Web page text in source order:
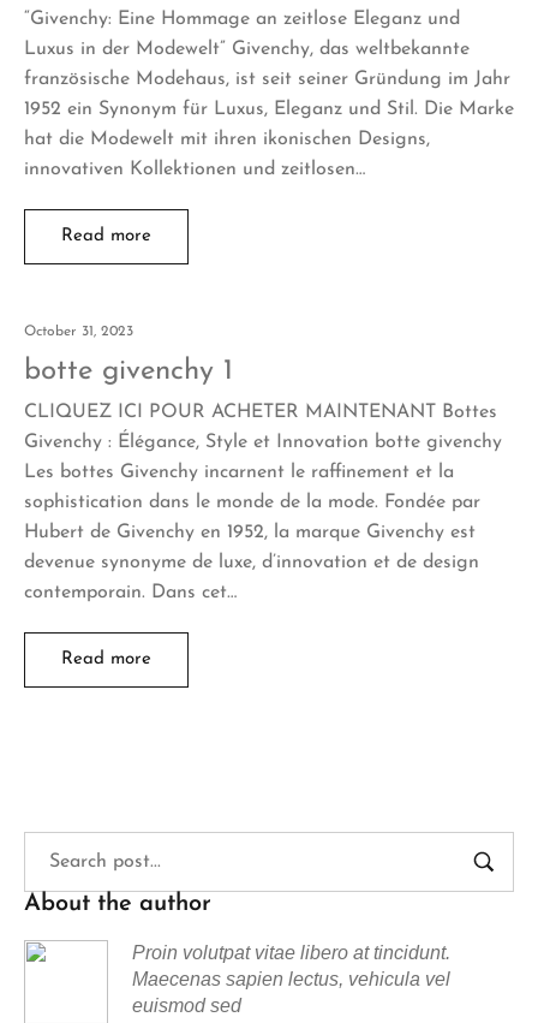
“Givenchy: Eine Hommage an zeitlose Eleganz und
Luxus in der Modewelt” Givenchy, das weltbekannte
französische Modehaus, ist seit seiner Gründung im Jahr
1952 ein Synonym für Luxus, Eleganz und Stil. Die Marke
hat die Modewelt mit ihren ikonischen Designs,
innovativen Kollektionen und zeitlosen…
Read more
October 31, 2023
botte givenchy 1
CLIQUEZ ICI POUR ACHETER MAINTENANT Bottes
Givenchy : Élégance, Style et Innovation botte givenchy
Les bottes Givenchy incarnent le raffinement et la
sophistication dans le monde de la mode. Fondée par
Hubert de Givenchy en 1952, la marque Givenchy est
devenue synonyme de luxe, d’innovation et de design
contemporain. Dans cet…
Read more
About the author
Proin volutpat vitae libero at tincidunt.
Maecenas sapien lectus, vehicula vel
euismod sed